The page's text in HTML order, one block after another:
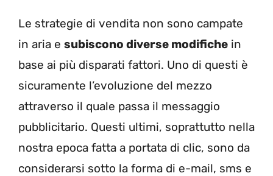
Le strategie di vendita non sono campate
in aria e subiscono diverse modifiche in
base ai più disparati fattori. Uno di questi è
sicuramente l’evoluzione del mezzo
attraverso il quale passa il messaggio
pubblicitario. Questi ultimi, soprattutto nella
nostra epoca fatta a portata di clic, sono da
considerarsi sotto la forma di e-mail, sms e